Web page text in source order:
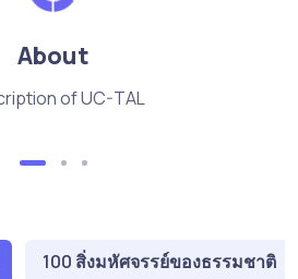
About
of UC-TAL
100 สิ่งมหัศจรรย์ของธรรมชาติ